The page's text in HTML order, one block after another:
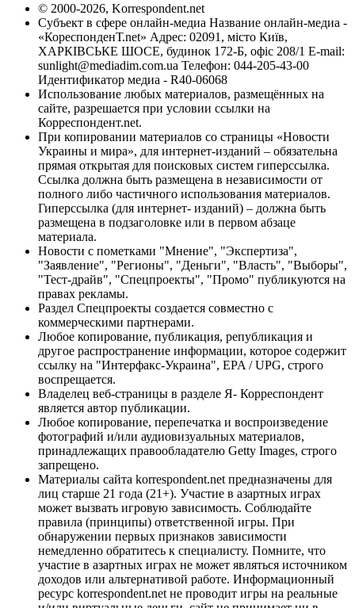
© 2000-2026, Korrespondent.net
Субъект в сфере онлайн-медиа Название онлайн-медиа -
«КореспонденТ.net» Адрес: 02091, місто Київ,
ХАРКІВСЬКЕ ШОСЕ, будинок 172-Б, офіс 208/1 E-mail:
sunlight@mediadim.com.ua Телефон: 044-205-43-00
Идентификатор медиа - R40-06068
Использование любых материалов, размещённых на
сайте, разрешается при условии ссылки на
Корреспондент.net.
При копировании материалов со страницы «Новости
Украины и мира», для интернет-изданий – обязательна
прямая открытая для поисковых систем гиперссылка.
Ссылка должна быть размещена в независимости от
полного либо частичного использования материалов.
Гиперссылка (для интернет- изданий) – должна быть
размещена в подзаголовке или в первом абзаце
материала.
Новости с пометками "Мнение", "Экспертиза",
"Заявление", "Регионы", "Деньги", "Власть", "Выборы",
"Тест-драйв", "Спецпроекты", "Промо" публикуются на
правах рекламы.
Раздел Спецпроекты создается совместно с
коммерческими партнерами.
Любое копирование, публикация, републикация и
другое распространение информации, которое содержит
ссылку на "Интерфакс-Украина", EPA / UPG, строго
воспрещается.
Владелец веб-страницы в разделе Я- Корреспондент
является автор публикации.
Любое копирование, перепечатка и воспроизведение
фотографий и/или аудиовизуальных материалов,
принадлежащих правообладателю Getty Images, строго
запрещено.
Материалы сайта korrespondent.net предназначены для
лиц старше 21 года (21+). Участие в азартных играх
может вызвать игровую зависимость. Соблюдайте
правила (принципы) ответственной игры. При
обнаружении первых признаков зависимости
немедленно обратитесь к специалисту. Помните, что
участие в азартных играх не может являться источником
доходов или альтернативой работе. Информационный
ресурс korrespondent.net не проводит игры на реальные